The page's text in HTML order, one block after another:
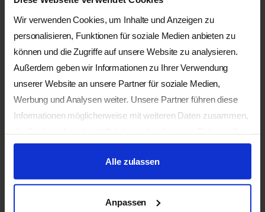
Wir verwenden Cookies, um Inhalte und Anzeigen zu
personalisieren, Funktionen für soziale Medien anbieten zu
können und die Zugriffe auf unsere Website zu analysieren.
Außerdem geben wir Informationen zu Ihrer Verwendung
unserer Website an unsere Partner für soziale Medien,
Werbung und Analysen weiter. Unsere Partner führen diese
Informationen möglicherweise mit weiteren Daten zusammen,
Nutzung der Dienste gesammelt haben.
Alle zulassen
Anpassen
wie Wasser, Steinen, Metall
Schalen und Stimme. Ihre
Musik ist dafür designed
den Klang natürlich aus
jedem Objekt oder
Instrument heraus kommen
zu lassen, als ob sie atmen
Leben zuflüstern würden.
Sie begleitet regelmässig
und Workshops von Atsushi
Takenouchi. Ihre erste Solo